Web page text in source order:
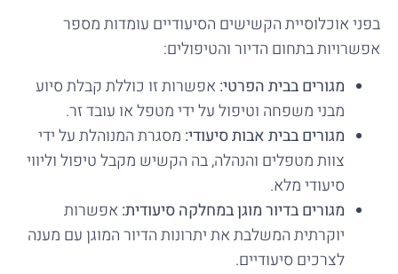
בפני אוכלוסיית הקשישים הסיעודיים עומדות מספר
אפשרויות בתחום הדיור והטיפולים:
מגורים בבית הפרטי: אפשרות זו כוללת קבלת סיוע
מבני משפחה וטיפול על ידי מטפל או עובד זר.
מגורים בבית אבות סיעודי: מסגרת המנוהלת על ידי
צוות מטפלים והנהלה, בה הקשיש מקבל טיפול וליווי
סיעודי מלא.
מגורים בדיור מוגן במחלקה סיעודית: אפשרות
יוקרתית המשלבת את יתרונות הדיור המוגן עם מענה
לצרכים סיעודיים.